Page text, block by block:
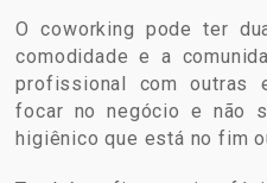
O coworking pode ter
comodidade e a
profissional com outras
focar no negócio e não
higiênico que está no fim